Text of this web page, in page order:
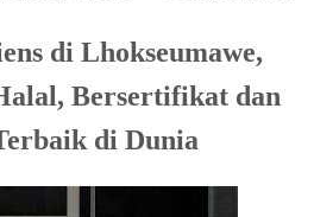
di Lhokseumawe,
Bersertifikat dan
di Dunia